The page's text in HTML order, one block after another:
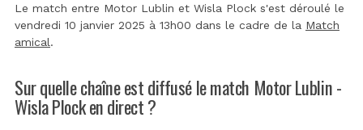
Le match entre Motor Lublin et Wisla Plock s'est déroulé le
vendredi 10 janvier 2025 à 13h00 dans le cadre de la Match
amical.
Sur quelle chaîne est diffusé le match Motor Lublin -
Wisla Plock en direct ?